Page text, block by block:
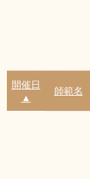
開催日
▲
師範名